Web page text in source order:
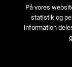
På vores
statistik og
information